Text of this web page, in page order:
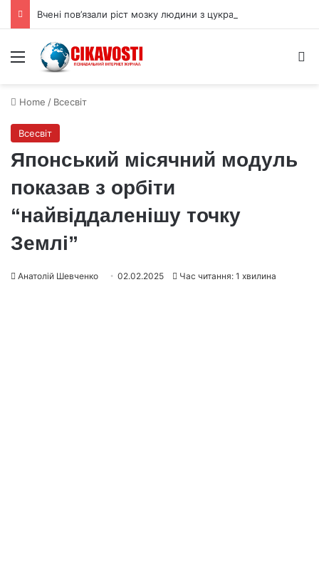
Вчені пов’язали ріст мозку людини з цукрами в раціоні
Menu
Home / Всесвіт
Всесвіт
Японський місячний модуль
показав з орбіти
“найвіддаленішу точку
Землі”
Анатолій Шевченко 02.02.2025 Час читання: 1 хвилина